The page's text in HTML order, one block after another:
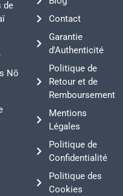
de
Nō
Contact
Garantie
d'Authenticité
Politique de
Retour et de
Remboursement
Mentions
Légales
Politique de
Confidentialité
Politique des
Cookies